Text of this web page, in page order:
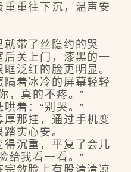
重往下沉，温声安
带了丝隐约的哭
关上门，漆黑的一
泛红的脸更明显。
着冰冷的屏幕轻轻
，真的不疼。”
着：“别哭。”
那挂，通过手机变
实心安。
沉重，平复了会儿
给我看一看。”
敛脸上有股清清凉